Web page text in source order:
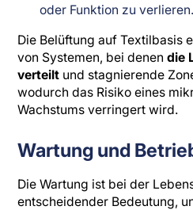
oder Funktion zu verlieren.
Die Belüftung auf Textilbasis
von Systemen, bei denendie
verteilt und stagnierende
wodurch das Risiko eines
Wachstums verringert wird.
Wartung und
Die Wartung ist bei der
entscheidender Bedeutung,